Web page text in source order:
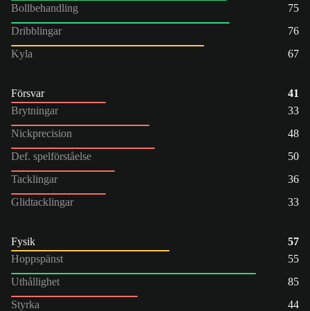
Bollbehandling
75
Dribblingar
76
Kyla
67
Försvar
41
Brytningar
33
Nickprecision
48
Def. spelförståelse
50
Tacklingar
36
Glidtacklingar
33
Fysik
57
Hoppspänst
55
Uthållighet
85
Styrka
44